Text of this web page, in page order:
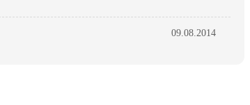
09.08.2014